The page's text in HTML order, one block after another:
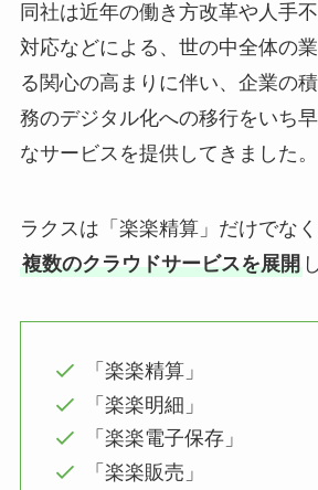
同社は近年の働き方改革や人手
対応などによる、世の中全体の
る関心の高まりに伴い、企業の
務のデジタル化への移行をいち
なサービスを提供してきました。
ラクスは「楽楽精算」だけでな
複数のクラウドサービスを展開
「楽楽精算」
「楽楽明細」
「楽楽電子保存」
「楽楽販売」